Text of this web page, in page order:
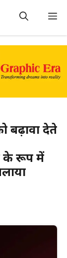
बढ़ावा देते
के रूप में